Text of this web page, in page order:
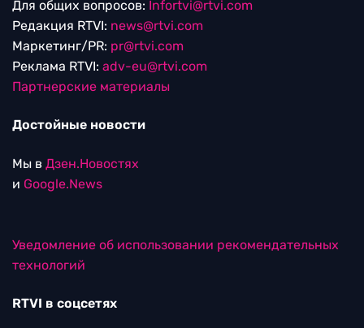
Для общих вопросов: Infortvi@rtvi.com
Редакция RTVI: news@rtvi.com
Маркетинг/PR: pr@rtvi.com
Реклама RTVI: adv-eu@rtvi.com
Партнерские материалы
Достойные новости
Мы в Дзен.Новостях
и Google.News
Уведомление об использовании рекомендательных
технологий
RTVI в соцсетях